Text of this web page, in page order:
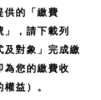
供的「繳費
，請下載列
及對象」完成繳
為您的繳費收
益）。